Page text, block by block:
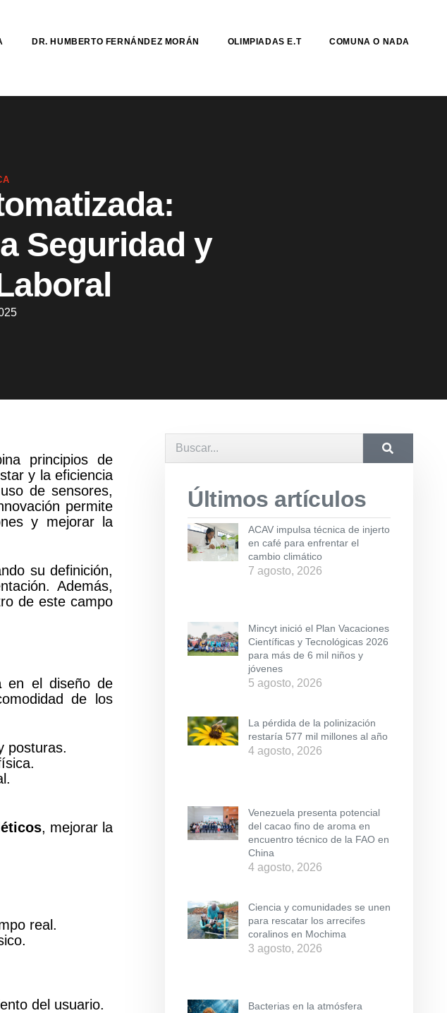
DR. HUMBERTO FERNÁNDEZ MORÁN OLIMPIADAS E.T COMUNA O NADA
Seguridad y
principios de
y la eficiencia
de sensores,
permite
y mejorar la
su definición,
Además,
de este campo
en el diseño de
de los
posturas.
, mejorar la
real.
del usuario.
Últimos artículos
ACAV impulsa técnica de injerto
en café para enfrentar el
cambio climático
7 agosto, 2026
Mincyt inició el Plan Vacaciones
Científicas y Tecnológicas 2026
para más de 6 mil niños y
jóvenes
5 agosto, 2026
La pérdida de la polinización
restaría 577 mil millones al año
4 agosto, 2026
Venezuela presenta potencial
del cacao fino de aroma en
encuentro técnico de la FAO en
China
4 agosto, 2026
Ciencia y comunidades se unen
para rescatar los arrecifes
coralinos en Mochima
3 agosto, 2026
Bacterias en la atmósfera